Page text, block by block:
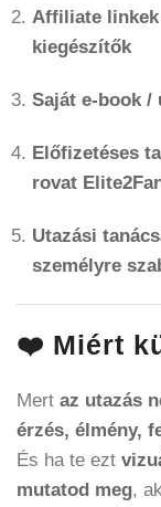
Affiliate
kiegészítők
Saját e-book
Előfizetéses
rovat
Utazási
személyre
❤️ Miért
Mert az utazás
érzés, élmény,
És ha te ezt
mutatod meg,